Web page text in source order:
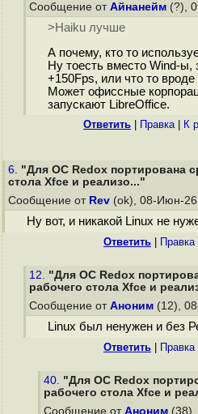
Сообщение от Айнанейм (?),
>Haiku лучше
А почему, кто то
Ну тоесть вместо Wind-ы,
+150Fps, или что то вроде
Может офиссные
запускают LibreOffice.
Ответить Правка| К
6. "Для ОС Redox портирована
стола Xfce и реализо..."
Сообщение от Rev (ok), 08-Июн-
Ну вот, и никакой Linux не
Ответить Правка|
12. "Для ОС Redox
рабочего стола Xfce и
Сообщение от Аноним (12),
Linux был ненужен и без
Ответить Правка|
40. "Для ОС Redox
рабочего стола Xfce и
Сообщение от Аноним